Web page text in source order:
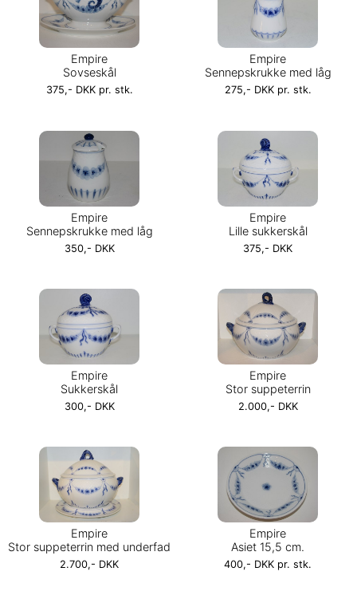
Empire
Sovseskål
375,- DKK pr. stk.
Empire
Sennepskrukke med låg
275,- DKK pr. stk.
Empire
Sennepskrukke med låg
350,- DKK
Empire
Lille sukkerskål
375,- DKK
Empire
Sukkerskål
300,- DKK
Empire
Stor suppeterrin
2.000,- DKK
Empire
Stor suppeterrin med underfad
2.700,- DKK
Empire
Asiet 15,5 cm.
400,- DKK pr. stk.